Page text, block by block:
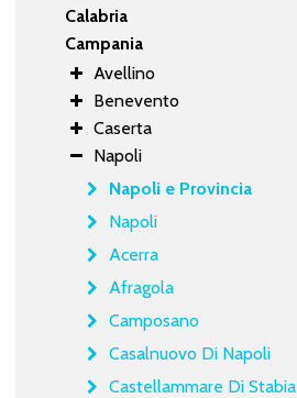
Calabria
Campania
Avellino
Benevento
Caserta
Napoli
Napoli e Provincia
Napoli
Acerra
Afragola
Camposano
Casalnuovo Di Napoli
Castellammare Di Stabia